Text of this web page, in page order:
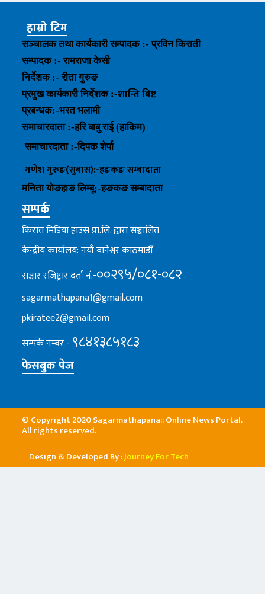
हाम्रो टिम
सञ्चालक तथा कार्यकारी सम्पादक :- प्रविन किराती
सम्पादक :- रामराजा केसी
निर्देशक :- रीता गुरुङ
प्रमुख कार्यकारी निर्देशक :-शान्ति बिष्ट
प्रबन्धक:-भरत भलामी
समाचारदाता :-हरि बाबु राई (हाकिम)
समाचारदाता :-दिपक शेर्पा
गणेश गुरुङ(सुबास):-हङकङसम्बादाता
मनिता योङहाङलिम्बू:-हङकङ सम्बादाता
सम्पर्क
किरात मिडिया हाउस प्रा.लि. द्वारा सञ्चालित
केन्द्रीय कार्यालय: नयाँ बानेश्वर काठमाडौँ
सञ्चार रजिष्ट्रार दर्ता नं.-००२९५/०८१-०८२
sagarmathapana1@gmail.com
pkiratee2@gmail.com
सम्पर्क नम्बर - ९८४१३८५१८३
फेसबुक पेज
© Copyright 2020 Sagarmathapana:: Online News Portal.
All rights reserved.
Design & Developed By :Journey For Tech